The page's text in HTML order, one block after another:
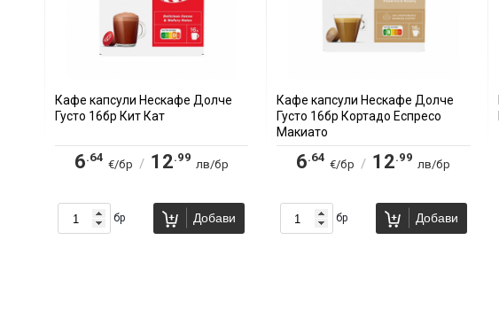
Кафе капсули Нескафе Долче
Густо 16бр Кит Кат
6.64
€/бр / 12.99
лв/бр
бр Добави
Кафе капсули Нескафе Долче
Густо 16бр Кортадо Еспресо
Макиато
6.64
€/бр / 12.99
лв/бр
бр Добави